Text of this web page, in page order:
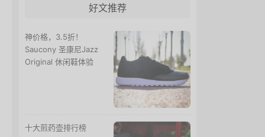
好文推荐
神价格，3.5折！
Saucony 圣康尼Jazz
Original 休闲鞋体验
十大煎药壶排行榜